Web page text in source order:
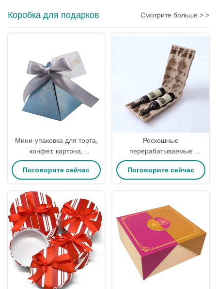
Коробка для подарков Смотрите больше > >
Мини-упаковка для торта,
конфет, картона,
подарочные коробки для
вечеринки, свадебные
роскошное прикосновение
Поговорите сейчас
Роскошные
перерабатываемые
красочные коробки и
вкладыши для
Поговорите сейчас